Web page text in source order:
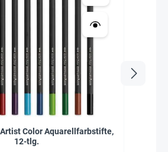
Color Aquarellfarbstifte,
12-tlg.